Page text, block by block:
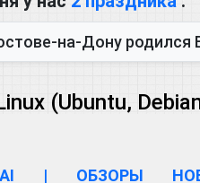
Виктор Михайлович Глушков. Под руководством
(Ubuntu,
AI | ОБЗОРЫ